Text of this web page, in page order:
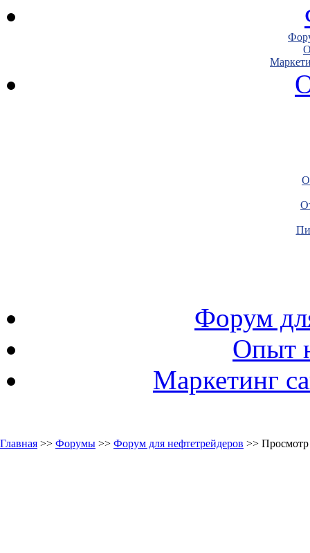
Форум
Опыт
Маркетинг
Главная >> Форумы >> Форум для нефтетрейдеров >>